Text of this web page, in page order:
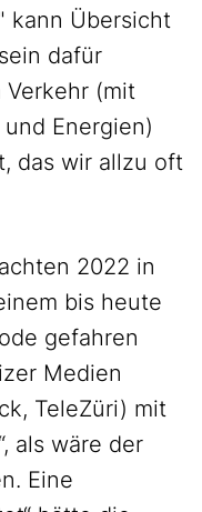
kann Übersicht
dafür
Verkehr (mit
Energien)
das wir allzu oft
2022 in
bis heute
gefahren
Medien
TeleZüri) mit
als wäre der
Eine